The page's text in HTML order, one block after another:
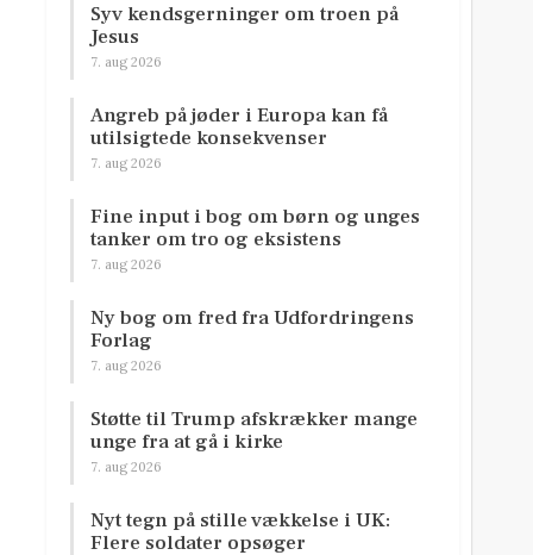
Syv kendsgerninger om troen på
Jesus
7. aug 2026
Angreb på jøder i Europa kan få
utilsigtede konsekvenser
7. aug 2026
Fine input i bog om børn og unges
tanker om tro og eksistens
7. aug 2026
Ny bog om fred fra Udfordringens
Forlag
7. aug 2026
Støtte til Trump afskrækker mange
unge fra at gå i kirke
7. aug 2026
Nyt tegn på stille vækkelse i UK:
Flere soldater opsøger